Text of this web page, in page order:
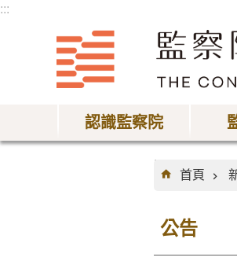
:::
認識監察院
:::
首頁
公告